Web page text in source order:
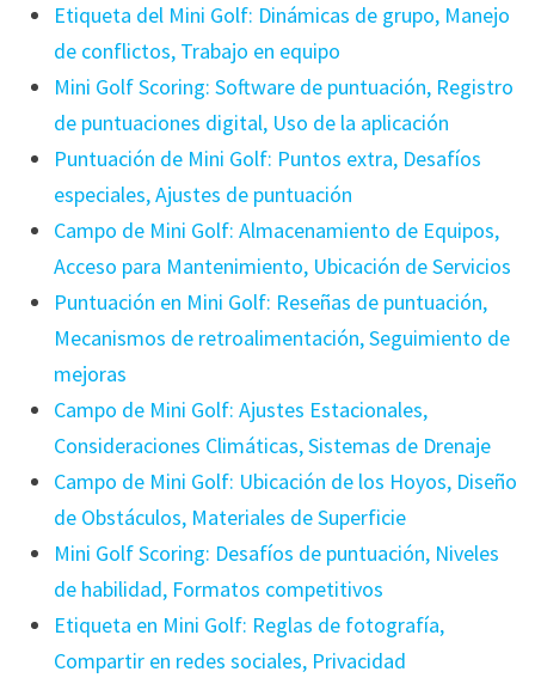
Etiqueta del Mini Golf: Dinámicas de grupo, Manejo
de conflictos, Trabajo en equipo
Mini Golf Scoring: Software de puntuación, Registro
de puntuaciones digital, Uso de la aplicación
Puntuación de Mini Golf: Puntos extra, Desafíos
especiales, Ajustes de puntuación
Campo de Mini Golf: Almacenamiento de Equipos,
Acceso para Mantenimiento, Ubicación de Servicios
Puntuación en Mini Golf: Reseñas de puntuación,
Mecanismos de retroalimentación, Seguimiento de
mejoras
Campo de Mini Golf: Ajustes Estacionales,
Consideraciones Climáticas, Sistemas de Drenaje
Campo de Mini Golf: Ubicación de los Hoyos, Diseño
de Obstáculos, Materiales de Superficie
Mini Golf Scoring: Desafíos de puntuación, Niveles
de habilidad, Formatos competitivos
Etiqueta en Mini Golf: Reglas de fotografía,
Compartir en redes sociales, Privacidad